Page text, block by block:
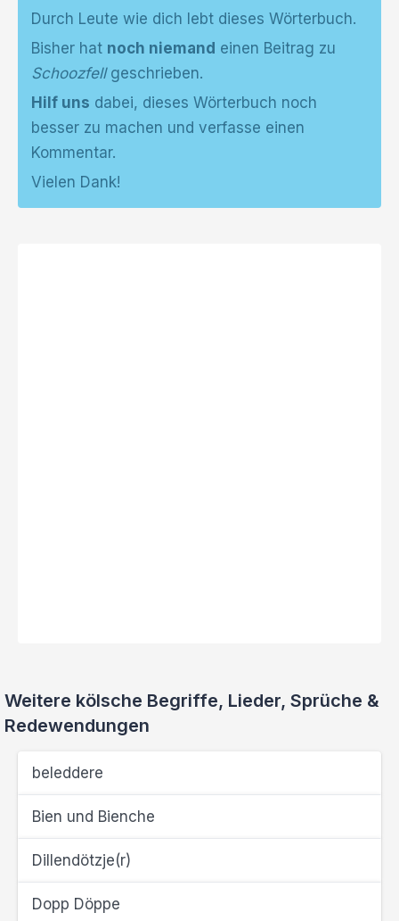
Durch Leute wie dich lebt dieses Wörterbuch.
Bisher hat noch niemand einen Beitrag zu
Schoozfellgeschrieben.
Hilf uns dabei, dieses Wörterbuch noch
besser zu machen und verfasse einen
Kommentar.
Vielen Dank!
Weitere kölsche Begriffe, Lieder, Sprüche &
Redewendungen
beleddere
Bien und Bienche
Dillendötzje(r)
Dopp Döppe